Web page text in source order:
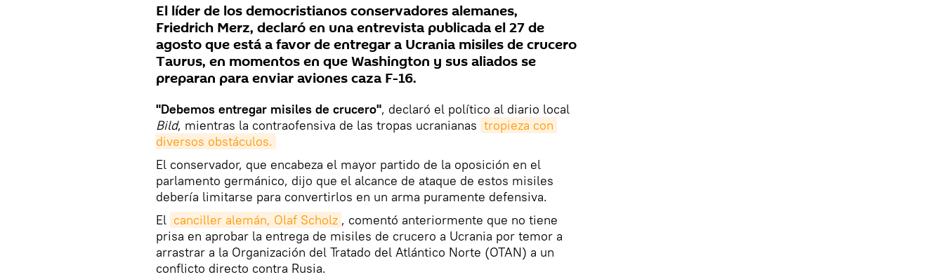
El líder de los democristianos conservadores alemanes,
Friedrich Merz, declaró en una entrevista publicada el 27 de
agosto que está a favor de entregar a Ucrania misiles de crucero
Taurus, en momentos en que Washington y sus aliados se
preparan para enviar aviones caza F-16.
"Debemos entregar misiles de crucero", declaró el político al diario local
Bild, mientras la contraofensiva de las tropas ucranianas tropieza con
diversos obstáculos.
El conservador, que encabeza el mayor partido de la oposición en el
parlamento germánico, dijo que el alcance de ataque de estos misiles
debería limitarse para convertirlos en un arma puramente defensiva.
El canciller alemán, Olaf Scholz , comentó anteriormente que no tiene
prisa en aprobar la entrega de misiles de crucero a Ucrania por temor a
arrastrar a la Organización del Tratado del Atlántico Norte (OTAN) a un
conflicto directo contra Rusia.